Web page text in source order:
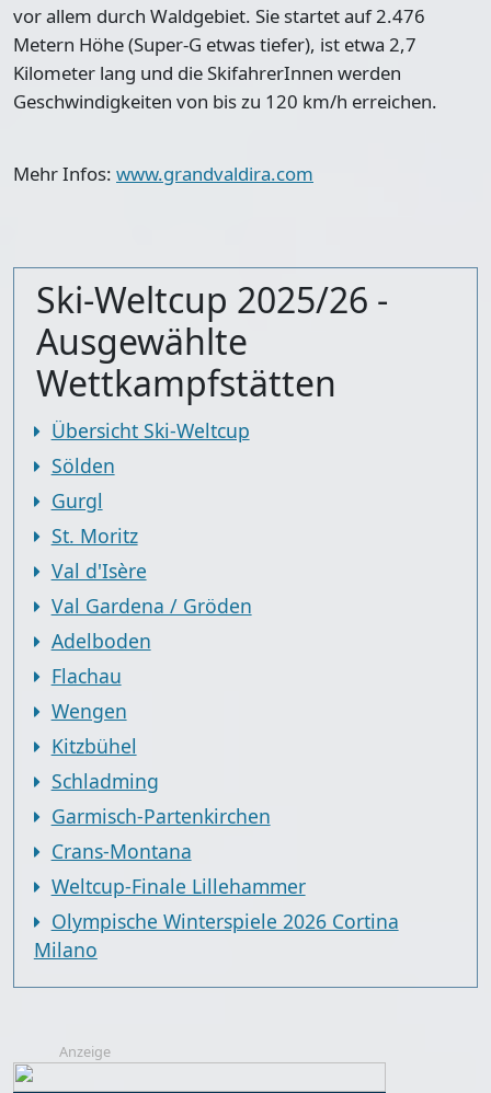
vor allem durch Waldgebiet. Sie startet auf 2.476
Metern Höhe (Super-G etwas tiefer), ist etwa 2,7
Kilometer lang und die SkifahrerInnen werden
Geschwindigkeiten von bis zu 120 km/h erreichen.
Mehr Infos: www.grandvaldira.com
Ski-Weltcup 2025/26 -
Ausgewählte
Wettkampfstätten
Übersicht Ski-Weltcup
Sölden
Gurgl
St. Moritz
Val d'Isère
Val Gardena / Gröden
Adelboden
Flachau
Wengen
Kitzbühel
Schladming
Garmisch-Partenkirchen
Crans-Montana
Weltcup-Finale Lillehammer
Olympische Winterspiele 2026 Cortina
Milano
Anzeige